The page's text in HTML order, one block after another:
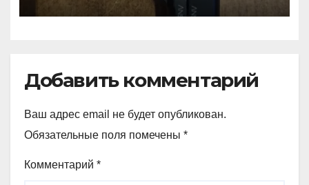
Добавить комментарий
Ваш адрес email не будет опубликован.
Обязательные поля помечены *
Комментарий *